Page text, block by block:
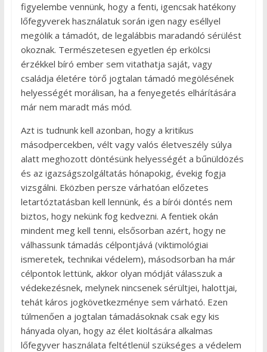
figyelembe vennünk, hogy a fenti, igencsak hatékony
lőfegyverek használatuk során igen nagy eséllyel
megölik a támadót, de legalábbis maradandó sérülést
okoznak. Természetesen egyetlen ép erkölcsi
érzékkel bíró ember sem vitathatja saját, vagy
családja életére törő jogtalan támadó megölésének
helyességét morálisan, ha a fenyegetés elhárítására
már nem maradt más mód.
Azt is tudnunk kell azonban, hogy a kritikus
másodpercekben, vélt vagy valós életveszély súlya
alatt meghozott döntésünk helyességét a bűnüldözés
és az igazságszolgáltatás hónapokig, évekig fogja
vizsgálni. Eközben persze várhatóan előzetes
letartóztatásban kell lennünk, és a bírói döntés nem
biztos, hogy nekünk fog kedvezni. A fentiek okán
mindent meg kell tenni, elsősorban azért, hogy ne
válhassunk támadás célpontjává (viktimológiai
ismeretek, technikai védelem), másodsorban ha már
célpontok lettünk, akkor olyan módját válasszuk a
védekezésnek, melynek nincsenek sérültjei, halottjai,
tehát káros jogkövetkezménye sem várható. Ezen
túlmenően a jogtalan támadásoknak csak egy kis
hányada olyan, hogy az élet kioltására alkalmas
lőfegyver használata feltétlenül szükséges a védelem